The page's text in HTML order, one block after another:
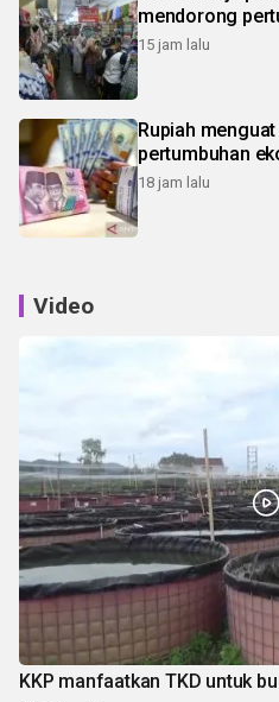
mendorong
15 jam lalu
Rupiah
pertumbuhan
18 jam lalu
Video
KKP manfaatkan TKD untuk